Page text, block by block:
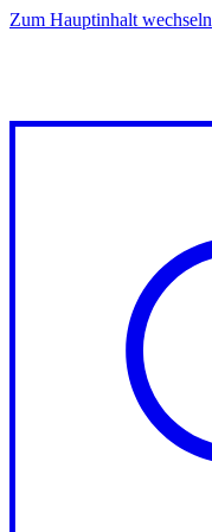
Zum Hauptinhalt wechseln